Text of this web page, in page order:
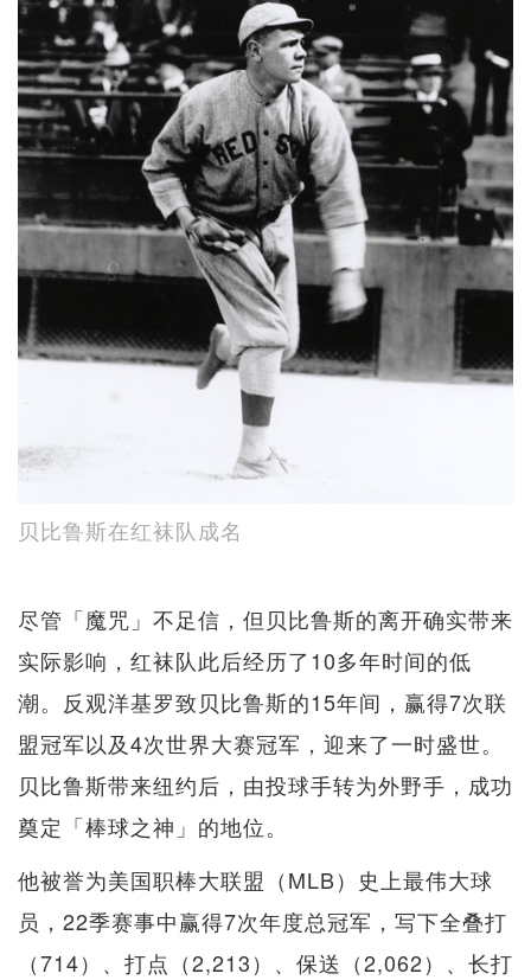
贝比鲁斯在红袜队成名
尽管「魔咒」不足信，但贝比鲁斯的离开确实带来
实际影响，红袜队此后经历了10多年时间的低
潮。反观洋基罗致贝比鲁斯的15年间，赢得7次联
盟冠军以及4次世界大赛冠军，迎来了一时盛世。
贝比鲁斯带来纽约后，由投球手转为外野手，成功
奠定「棒球之神」的地位。
他被誉为美国职棒大联盟（MLB）史上最伟大球
员，22季赛事中赢得7次年度总冠军，写下全叠打
（714）、打点（2,213）、保送（2,062）、长打